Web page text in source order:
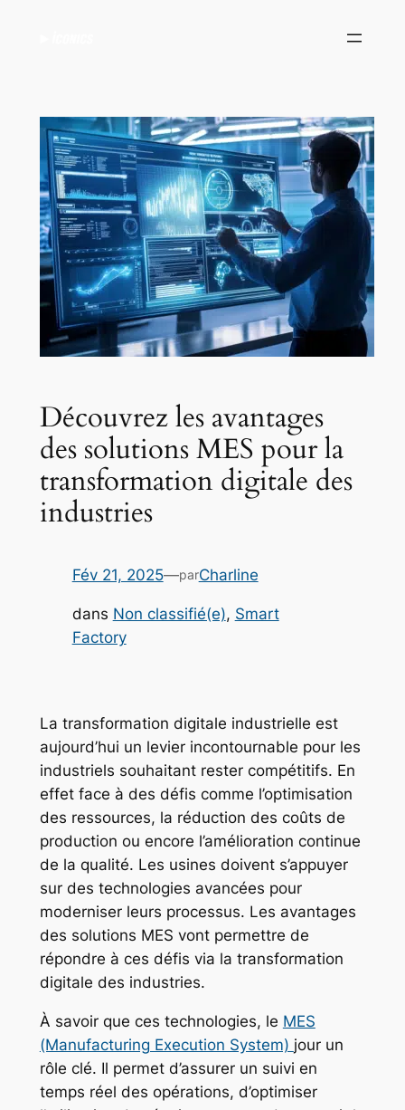
Découvrez les avantages
des solutions MES pour la
transformation digitale des
industries
Fév 21, 2025—parCharline
dans Non classifié(e), Smart
Factory
La transformation digitale industrielle est
aujourd’hui un levier incontournable pour les
industriels souhaitant rester compétitifs. En
effet face à des défis comme l’optimisation
des ressources, la réduction des coûts de
production ou encore l’amélioration continue
de la qualité. Les usines doivent s’appuyer
sur des technologies avancées pour
moderniser leurs processus. Les avantages
des solutions MES vont permettre de
répondre à ces défis via la transformation
digitale des industries.
À savoir que ces technologies, le MES
(Manufacturing Execution System) jour un
rôle clé. Il permet d’assurer un suivi en
temps réel des opérations, d’optimiser